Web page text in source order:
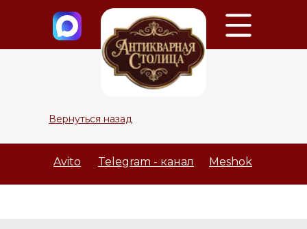
Вернуться назад
Meshok
Avito Telegram - канал